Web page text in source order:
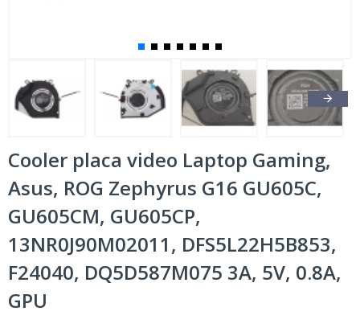
Cooler placa video Laptop Gaming,
Asus, ROG Zephyrus G16 GU605C,
GU605CM, GU605CP,
13NR0J90M02011, DFS5L22H5B853,
F24040, DQ5D587M075 3A, 5V, 0.8A,
GPU